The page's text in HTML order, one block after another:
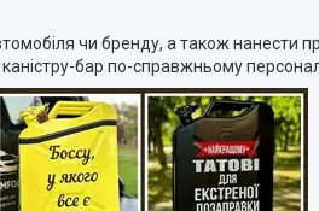
чи бренду, а також
бар по-справжньому